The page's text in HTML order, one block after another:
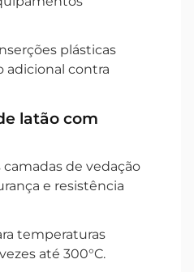
plásticas
adicional contra
latão com
camadas de vedação
e resistência
temperaturas
até 300°C.